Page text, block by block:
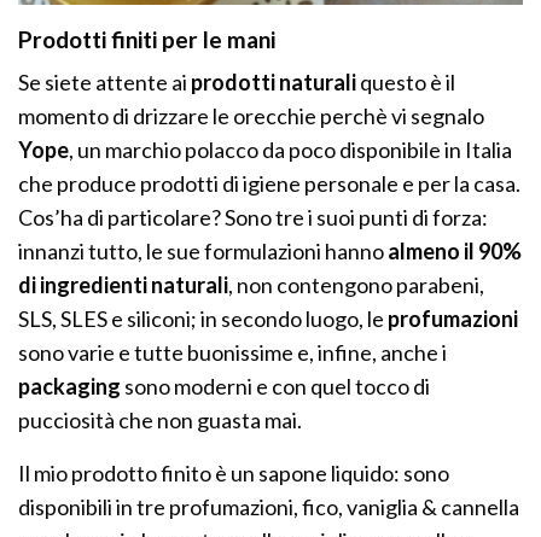
Prodotti finiti per le mani
Se siete attente ai prodotti naturaliquesto è il
momento di drizzare le orecchie perchè vi segnalo
Yope, un marchio polacco da poco disponibile in Italia
che produce prodotti di igiene personale e per la casa.
Cos’ha di particolare? Sono tre i suoi punti di forza:
innanzi tutto, le sue formulazioni hannoalmeno il 90%
di ingredienti naturali, non contengono parabeni,
SLS, SLES e siliconi; in secondo luogo, le profumazioni
sono varie e tutte buonissime e, infine, anche i
packaging sono moderni e con quel tocco di
pucciosità che non guasta mai.
Il mio prodotto finito è un sapone liquido: sono
disponibili in tre profumazioni, fico, vaniglia & cannella